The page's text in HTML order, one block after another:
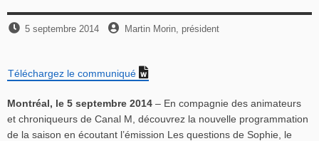
Publié
5 septembre 2014 par
Martin Morin, président
Téléchargez le communiqué
Montréal, le 5 septembre 2014 – En compagnie des animateurs
et chroniqueurs de Canal M, découvrez la nouvelle programmation
de la saison en écoutant l’émission Les questions de Sophie, le